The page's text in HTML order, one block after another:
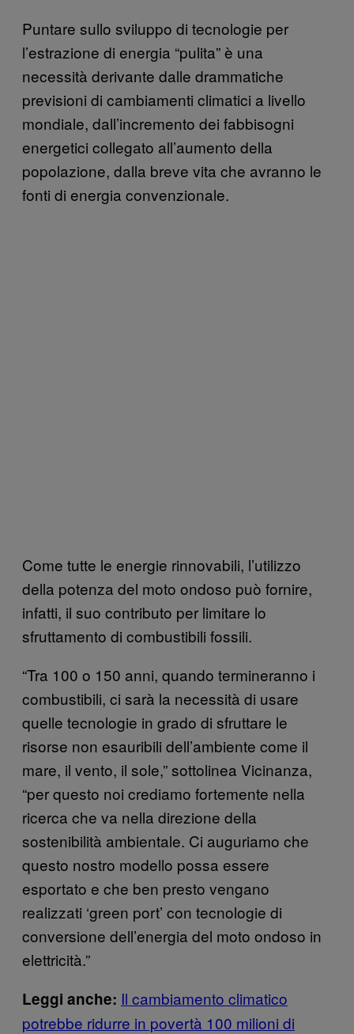
Puntare sullo sviluppo di tecnologie per
l’estrazione di energia “pulita” è una
necessità derivante dalle drammatiche
previsioni di cambiamenti climatici a livello
mondiale, dall’incremento dei fabbisogni
energetici collegato all’aumento della
popolazione, dalla breve vita che avranno le
fonti di energia convenzionale.
Come tutte le energie rinnovabili, l’utilizzo
della potenza del moto ondoso può fornire,
infatti, il suo contributo per limitare lo
sfruttamento di combustibili fossili.
“Tra 100 o 150 anni, quando termineranno i
combustibili, ci sarà la necessità di usare
quelle tecnologie in grado di sfruttare le
risorse non esauribili dell’ambiente come il
mare, il vento, il sole,” sottolinea Vicinanza,
“per questo noi crediamo fortemente nella
ricerca che va nella direzione della
sostenibilità ambientale. Ci auguriamo che
questo nostro modello possa essere
esportato e che ben presto vengano
realizzati ‘green port’ con tecnologie di
conversione dell’energia del moto ondoso in
elettricità.”
Leggi anche: Il cambiamento climatico
potrebbe ridurre in povertà 100 milioni di